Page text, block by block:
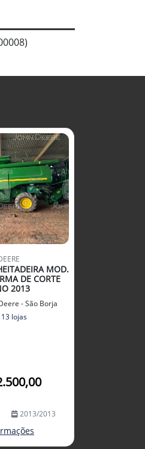
MOD.
DE CORTE
2013
- São Borja
lojas
2013/2013